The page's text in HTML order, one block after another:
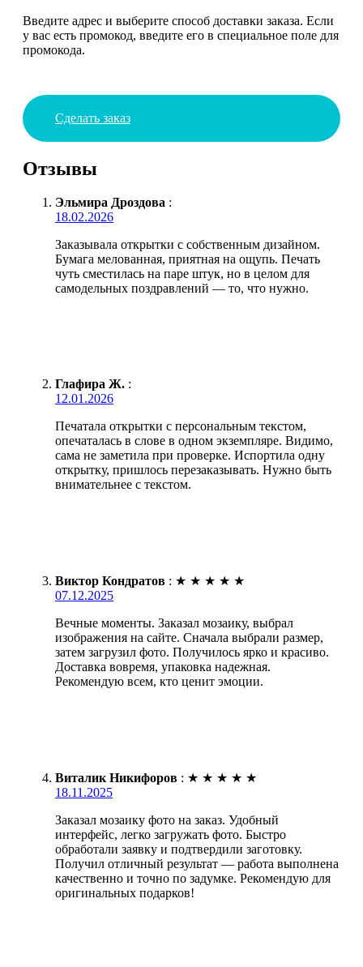
Введите адрес и выберите способ доставки заказа. Если
у вас есть промокод, введите его в специальное поле для
промокода.
Сделать заказ
Отзывы
Эльмира Дроздова :
18.02.2026
Заказывала открытки с собственным дизайном.
Бумага мелованная, приятная на ощупь. Печать
чуть сместилась на паре штук, но в целом для
самодельных поздравлений — то, что нужно.
Глафира Ж. :
12.01.2026
Печатала открытки с персональным текстом,
опечаталась в слове в одном экземпляре. Видимо,
сама не заметила при проверке. Испортила одну
открытку, пришлось перезаказывать. Нужно быть
внимательнее с текстом.
Виктор Кондратов : ★ ★ ★ ★ ★
07.12.2025
Вечные моменты. Заказал мозаику, выбрал
изображения на сайте. Сначала выбрали размер,
затем загрузил фото. Получилось ярко и красиво.
Доставка вовремя, упаковка надежная.
Рекомендую всем, кто ценит эмоции.
Виталик Никифоров : ★ ★ ★ ★ ★
18.11.2025
Заказал мозаику фото на заказ. Удобный
интерфейс, легко загружать фото. Быстро
обработали заявку и подтвердили заготовку.
Получил отличный результат — работа выполнена
качественно и точно по задумке. Рекомендую для
оригинальных подарков!